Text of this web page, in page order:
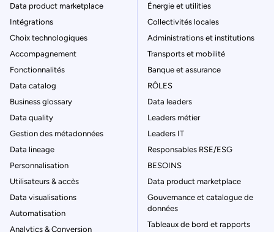
Data product marketplace
Intégrations
Choix technologiques
Accompagnement
Fonctionnalités
Data catalog
Business glossary
Data quality
Gestion des métadonnées
Data lineage
Personnalisation
Utilisateurs & accès
Data visualisations
Automatisation
Analytics & Conversion
Énergie et utilities
Collectivités locales
Administrations et institutions
Transports et mobilité
Banque et assurance
RÔLES
Data leaders
Leaders métier
Leaders IT
Responsables RSE/ESG
BESOINS
Data product marketplace
Gouvernance et catalogue de
données
Tableaux de bord et rapports